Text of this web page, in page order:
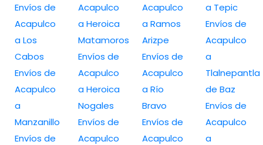
Envíos de
Acapulco
a Los
Cabos
Envíos de
Acapulco
a
Manzanillo
Envíos de
Acapulco
a Heroica
Matamoros
Envíos de
Acapulco
a Heroica
Nogales
Envíos de
Acapulco
Acapulco
a Ramos
Arizpe
Envíos de
Acapulco
a Río
Bravo
Envíos de
Acapulco
a Tepic
Envíos de
Acapulco
a
Tlalnepantla
de Baz
Envíos de
Acapulco
a